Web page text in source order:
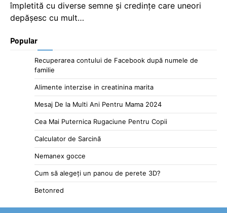
împletită cu diverse semne și credințe care uneori
depășesc cu mult…
Popular
Recuperarea contului de Facebook după numele de
familie
Alimente interzise in creatinina marita
Mesaj De la Multi Ani Pentru Mama 2024
Cea Mai Puternica Rugaciune Pentru Copii
Calculator de Sarcină
Nemanex gocce
Cum să alegeți un panou de perete 3D?
Betonred